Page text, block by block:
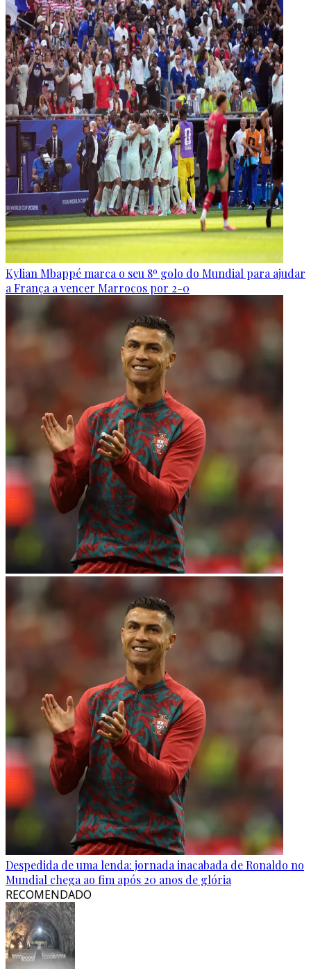
Kylian Mbappé marca o seu 8º golo do Mundial para ajudar
a França a vencer Marrocos por 2-0
Despedida de uma lenda: jornada inacabada de Ronaldo no
Mundial chega ao fim após 20 anos de glória
RECOMENDADO